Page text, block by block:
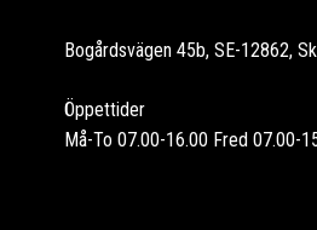
Bogårdsvägen 45b, SE-12862,
Öppettider
Må-To 07.00-16.00 Fred 07.00-